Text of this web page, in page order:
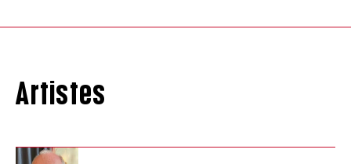
Artistes